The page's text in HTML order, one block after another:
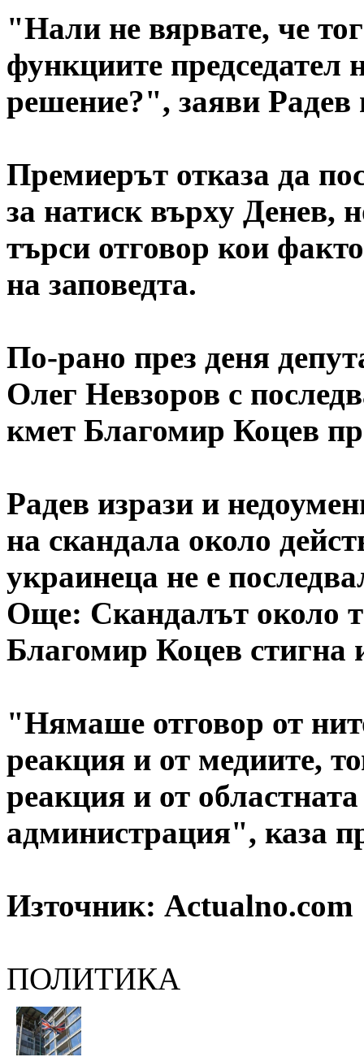
"Нали не вярвате, че
функциите
решение?", заяви Радев
Премиерът отказа да
за натиск върху Денев,
търси отговор кои
на заповедта.
По-рано през деня
Олег Невзоров с
кмет Благомир Коцев
Радев изрази и
на скандала около
украинеца не е
Още: Скандалът около
Благомир Коцев стигна
"Нямаше отговор от
реакция и от медиите,
реакция и от
администрация", каза
Източник: Actualno.com
ПОЛИТИКА